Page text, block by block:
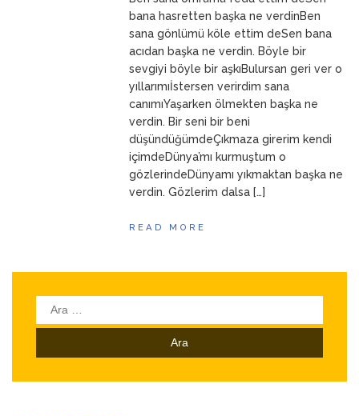
ANNEMbana hasretten başka ne verdinBen
sana gönlümü köle ettim deSen bana
acıdan başka ne verdin. Böyle bir
sevgiyi böyle bir aşkıBulursan geri ver o
yıllarımıİstersen verirdim sana
canımıYaşarken ölmekten başka ne
verdin. Bir seni bir beni
düşündüğümdeÇıkmaza girerim kendi
içimdeDünya’mı kurmuştum o
gözlerindeDünyamı yıkmaktan başka ne
verdin. Gözlerim dalsa […]
READ MORE
Arama: